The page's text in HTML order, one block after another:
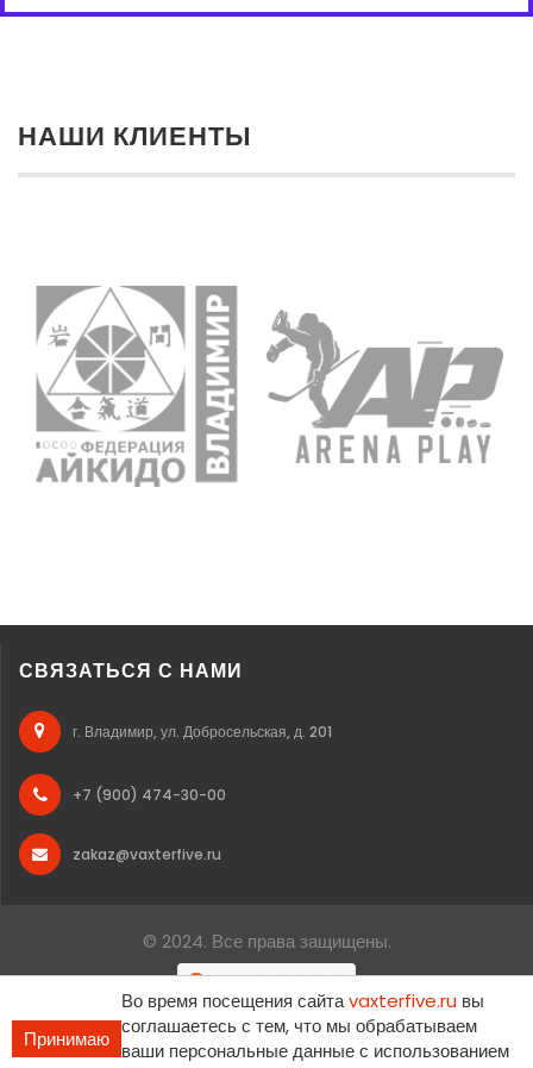
НАШИ КЛИЕНТЫ
СВЯЗАТЬСЯ С НАМИ
г. Владимир, ул. Добросельская, д. 201
+7 (900) 474-30-00
zakaz@vaxterfive.ru
© 2024. Все права защищены.
Принимаю
Во время посещения сайтаvaxterfive.ru вы
соглашаетесь с тем, что мы обрабатываем
ваши персональные данные с использованием